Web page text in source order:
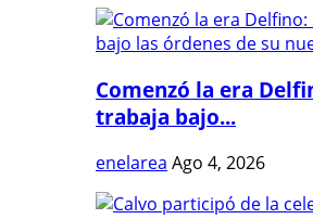
Comenzó la era
trabaja bajo...
enelarea Ago 4, 2026